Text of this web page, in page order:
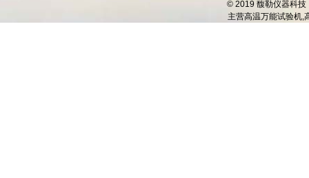
© 2019 馥勒仪器科技
主营高温万能试验机,